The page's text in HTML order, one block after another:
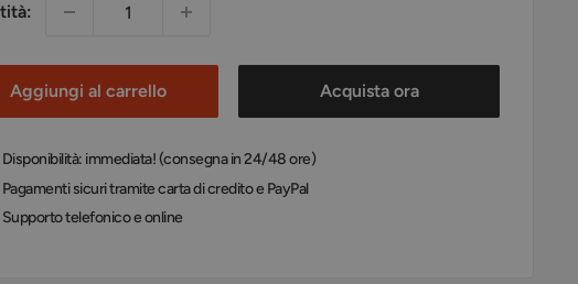
Aggiungi al carrello Acquista ora
Disponibilità: immediata! (consegna in 24/48 ore)
Pagamenti sicuri tramite carta di credito e PayPal
Supporto telefonico e online